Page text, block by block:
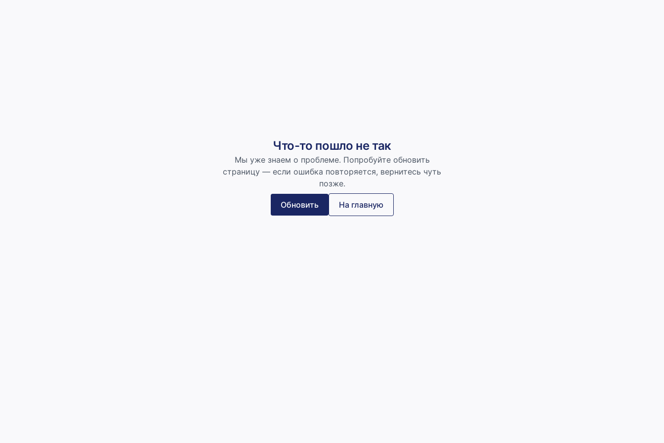
Что-то пошло не так
Мы уже знаем о проблеме. Попробуйте обновить
страницу — если ошибка повторяется, вернитесь чуть
позже.
Обновить На главную